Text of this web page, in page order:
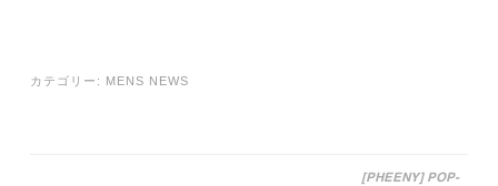
カテゴリー: MENS NEWS
[PHEENY] POP-